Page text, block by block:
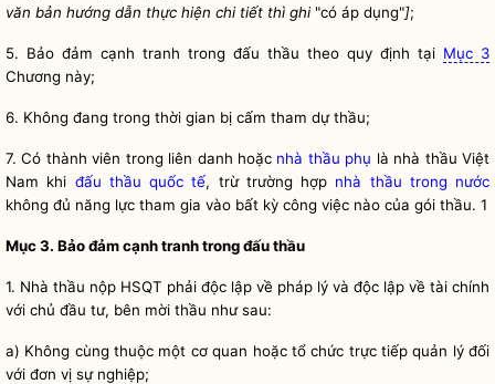
văn bản hướng dẫn thực hiện chi tiết thì ghi "có áp dụng"];
5. Bảo đảm cạnh tranh trong đấu thầu theo quy định tại Mục 3
Chương này;
6. Không đang trong thời gian bị cấm tham dự thầu;
7. Có thành viên trong liên danh hoặc nhà thầu phụ là nhà thầu Việt
Nam khi đấu thầu quốc tế, trừ trường hợp nhà thầu trong nước
không đủ năng lực tham gia vào bất kỳ công việc nào của gói thầu. 1
Mục 3. Bảo đảmcạnh tranhtrongđấu thầu
1. Nhà thầu nộp HSQT phải độc lập về pháp lý và độc lập về tài chính
với chủ đầu tư, bên mời thầu như sau:
a) Không cùng thuộc một cơ quan hoặc tổ chức trực tiếp quản lý đối
với đơn vị sự nghiệp;